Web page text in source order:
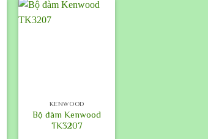
KENWOOD
Bộ đàm Kenwood
TK3207